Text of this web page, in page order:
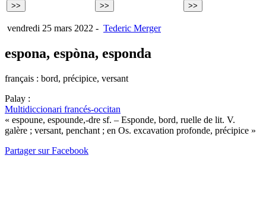
vendredi 25 mars 2022 - Tederic Merger
espona, espòna, esponda
français : bord, précipice, versant
Palay :
Multidiccionari francés-occitan
« espoune, espounde,-dre sf. – Esponde, bord, ruelle de lit. V.
galère ; versant, penchant ; en Os. excavation profonde, précipice »
Partager sur Facebook